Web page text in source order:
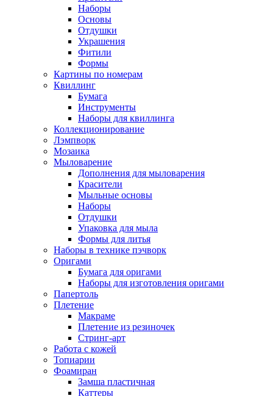
Наборы
Основы
Отдушки
Украшения
Фитили
Формы
Картины по номерам
Квиллинг
Бумага
Инструменты
Наборы для квиллинга
Коллекционирование
Лэмпворк
Мозаика
Мыловарение
Дополнения для мыловарения
Красители
Мыльные основы
Наборы
Отдушки
Упаковка для мыла
Формы для литья
Наборы в технике пэчворк
Оригами
Бумага для оригами
Наборы для изготовления оригами
Папертоль
Плетение
Макраме
Плетение из резиночек
Стринг-арт
Работа с кожей
Топиарии
Фоамиран
Замша пластичная
Каттеры